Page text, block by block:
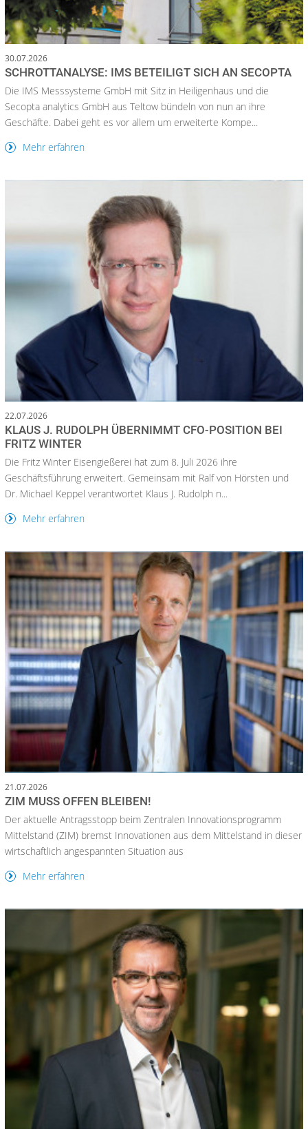
30.07.2026
SCHROTTANALYSE: IMS BETEILIGT SICH AN SECOPTA
Die IMS Messsysteme GmbH mit Sitz in Heiligenhaus und die
Secopta analytics GmbH aus Teltow bündeln von nun an ihre
Geschäfte. Dabei geht es vor allem um erweiterte Kompe...
Mehr erfahren
22.07.2026
KLAUS J. RUDOLPH ÜBERNIMMT CFO-POSITION BEI
FRITZ WINTER
Die Fritz Winter Eisengießerei hat zum 8. Juli 2026 ihre
Geschäftsführung erweitert. Gemeinsam mit Ralf von Hörsten und
Dr. Michael Keppel verantwortet Klaus J. Rudolph n...
Mehr erfahren
21.07.2026
ZIM MUSS OFFEN BLEIBEN!
Der aktuelle Antragsstopp beim Zentralen Innovationsprogramm
Mittelstand (ZIM) bremst Innovationen aus dem Mittelstand in dieser
wirtschaftlich angespannten Situation aus
Mehr erfahren